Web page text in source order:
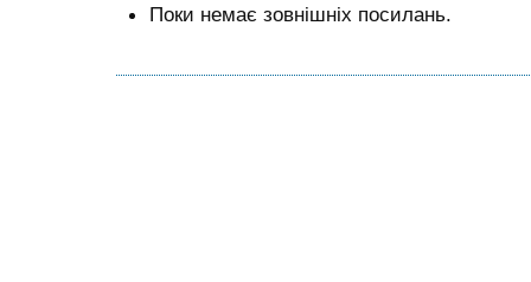
Поки немає зовнішніх посилань.